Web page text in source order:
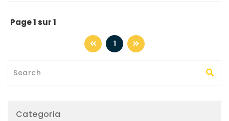
Page 1 sur 1
1
Categoria